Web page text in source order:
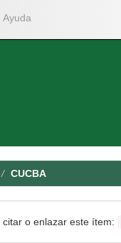
Ayuda
CUCBA
o enlazar este ítem: